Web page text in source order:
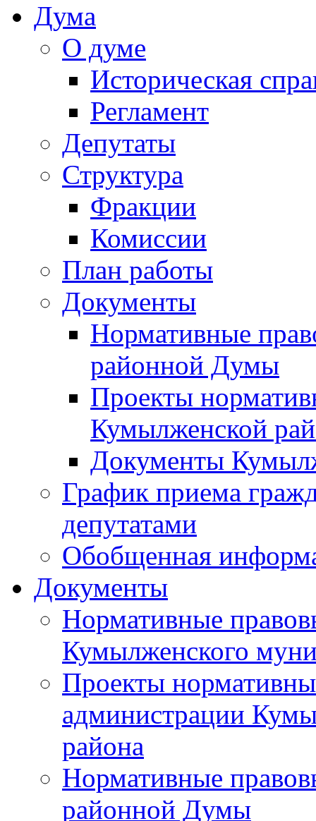
Дума
О думе
Историческая
Регламент
Депутаты
Структура
Фракции
Комиссии
План работы
Документы
Нормативные
районной Думы
Проекты
Кумылженской
Документы
График приема
депутатами
Обобщенная
Документы
Нормативные
Кумылженского
Проекты
администрации
района
Нормативные
районной Думы